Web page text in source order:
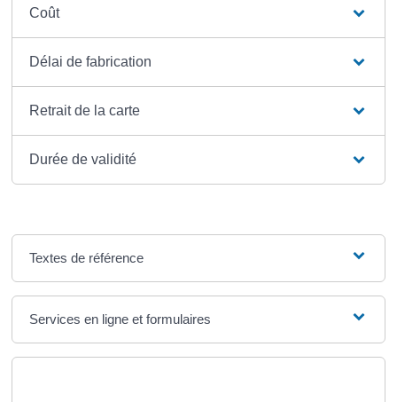
Coût
Délai de fabrication
Retrait de la carte
Durée de validité
Textes de référence
Services en ligne et formulaires